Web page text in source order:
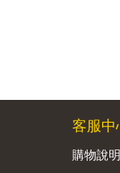
客服中
購物說明